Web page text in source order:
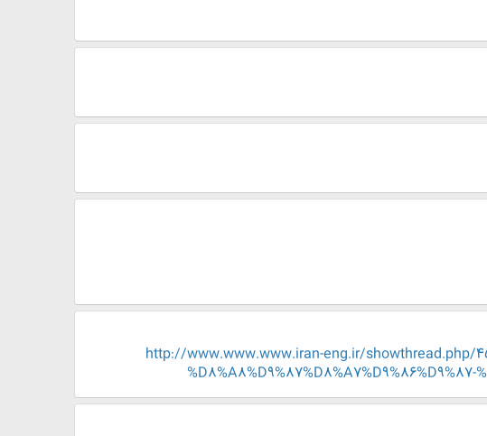
http://www.www.www.iran-eng.ir/showthread.php/